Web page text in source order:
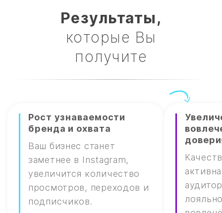
Результаты,
которые Вы
получите
Рост узнаваемости
бренда и охвата
Ваш бизнес станет
заметнее в Instagram,
увеличится количество
просмотров, переходов и
подписчиков.